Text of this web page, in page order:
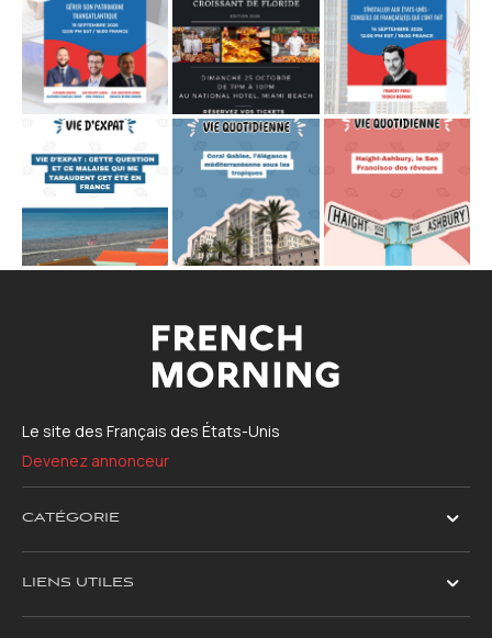
Le site des Français des États-Unis
Devenez annonceur
CATÉGORIE
LIENS UTILES